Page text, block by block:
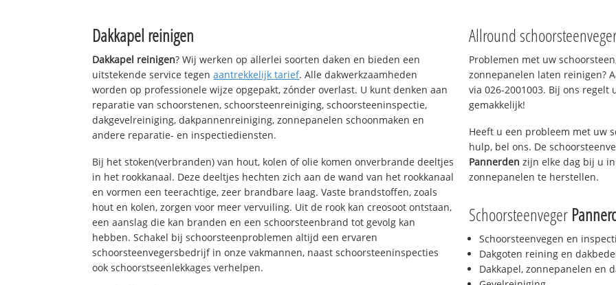
Dakkapel reinigen
Dakkapel reinigen? Wij werken op allerlei soorten daken en bieden een
uitstekende service tegenaantrekkelijk tarief. Alle dakwerkzaamheden
worden op professionele wijze opgepakt, zónder overlast. U kunt denken aan
reparatie van schoorstenen, schoorsteenreiniging, schoorsteeninspectie,
dakgevelreiniging, dakpannenreiniging, zonnepanelen schoonmaken en
andere reparatie- en inspectiediensten.
Bij het stoken(verbranden) van hout, kolen of olie komen onverbrande deeltjes
in het rookkanaal. Deze deeltjes hechten zich aan de wand van het rookkanaal
en vormen een teerachtige, zeer brandbare laag. Vaste brandstoffen, zoals
hout en kolen, zorgen voor meer vervuiling. Uit de rook kan creosoot ontstaan,
een aanslag die kan branden en een schoorsteenbrand tot gevolg kan
hebben. Schakel bij schoorsteenproblemen altijd een ervaren
schoorsteenvegersbedrijf in onze vakmannen, naast schoorsteeninspecties
ook schoorstseenlekkages verhelpen.
Allround
Problemen met uw
zonnepanelen laten reinigen?
via 026-2001003. Bij ons
gemakkelijk!
Heeft u een probleem met uw
hulp, bel ons. De
Pannerden zijn elke dag bij u
zonnepanelen te herstellen.
Schoorsteenveger
Schoorsteenvegen en
Dakgoten reining en
Dakkapel, zonnepanelen en